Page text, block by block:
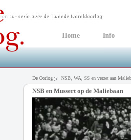
Home Info
De Oorlog NSB, WA, SS en verzet aan
NSB en Mussert op de Maliebaan